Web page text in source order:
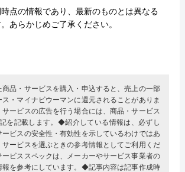
点の情報であり、最新のものとは異なる
あらかじめご了承ください。
品・サービスを購入・申込すると、売上の一部
・マイナビウーマンに還元されることがありま
ービスの広告を行う場合には、商品・サービス
を記載します。◆紹介している情報は、必ずし
ービスの安全性・有効性を示しているわけではあ
サービスを選ぶときの参考情報としてご利用くだ
ビススペックは、メーカーやサービス事業者の
報を参考にしています。◆記事内容は記事作成時